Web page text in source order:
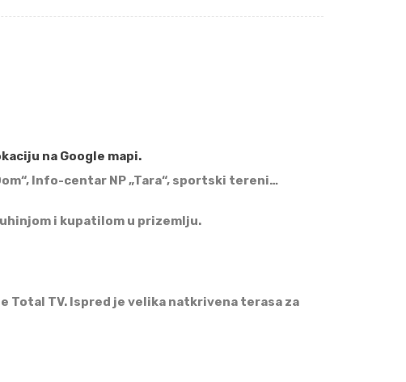
na Google mapi.
Info-centar NP „Tara“, sportski tereni…
i kupatilom u prizemlju.
Total TV. Ispred je velika natkrivena terasa za